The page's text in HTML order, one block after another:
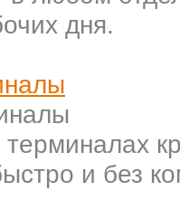
дня.
терминалах
и без